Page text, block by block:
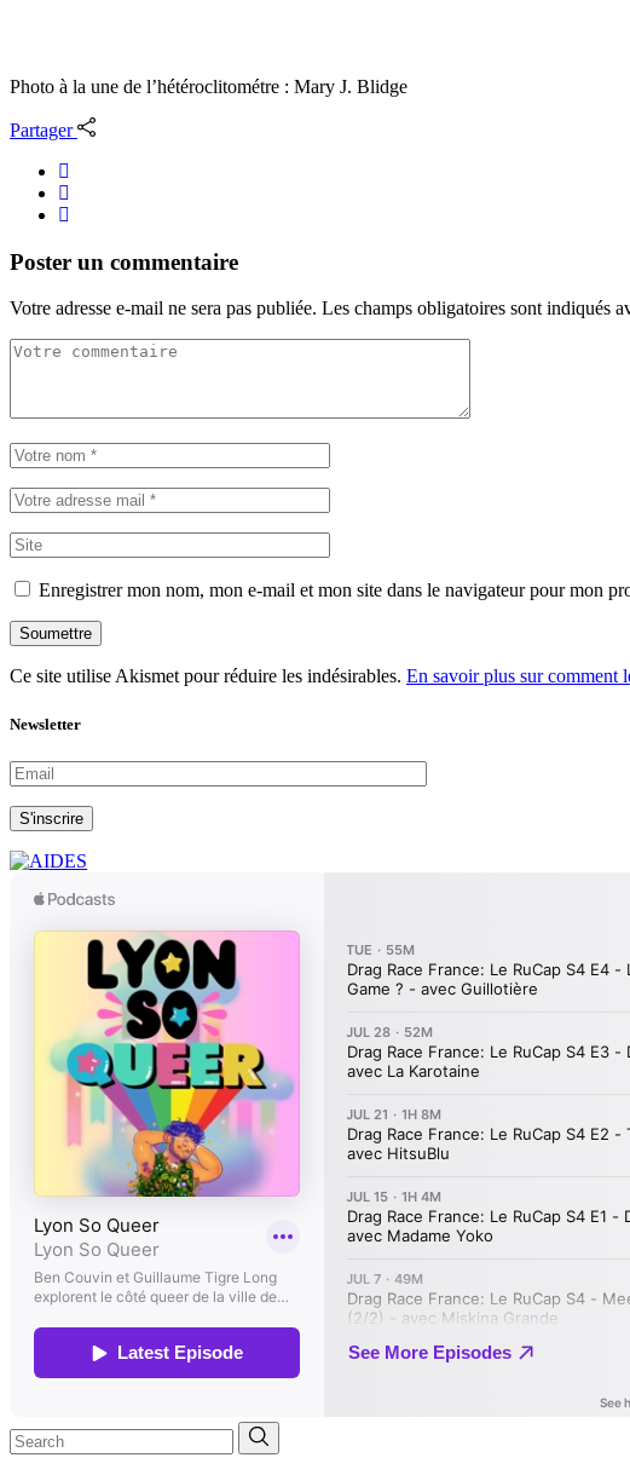
Photo à la une de l’hétéroclitométre : Mary J. Blidge
Partager
Poster un commentaire
Votre adresse e-mail ne sera pas publiée. Les champs obligatoires sont indiqués
Enregistrer mon nom, mon e-mail et mon site dans le navigateur pour mon
Soumettre
Ce site utilise Akismet pour réduire les indésirables. En savoir plus sur comment
Newsletter
S'inscrire
Search
for: